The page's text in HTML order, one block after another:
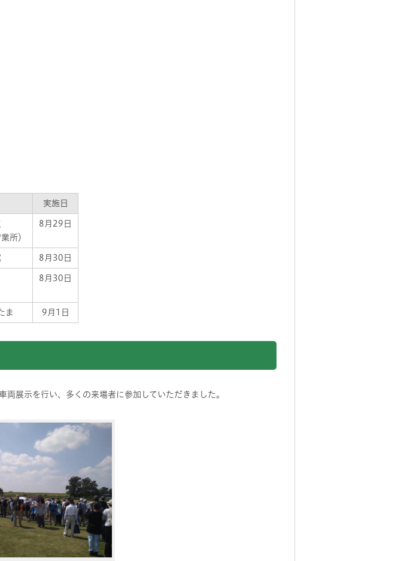
実施日
所）
8月29日
8月30日
8月30日
ま 9月1日
展示を行い、多くの来場者に参加していただきました。